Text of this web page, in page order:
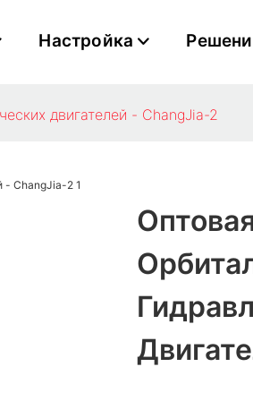
Настройка
двигателей - ChangJia-2